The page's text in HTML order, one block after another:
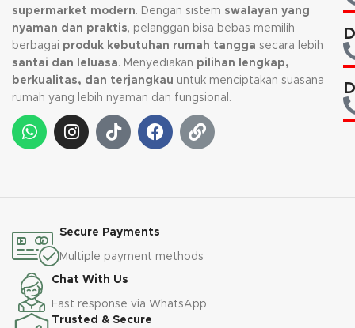
supermarket modern. Dengan sistem swalayan yang
nyaman dan praktis, pelanggan bisa bebas memilih
berbagai produk kebutuhan rumah tangga secara lebih
santai dan leluasa. Menyediakan pilihan lengkap,
berkualitas, dan terjangkau untuk menciptakan suasana
rumah yang lebih nyaman dan fungsional.
Secure Payments
Multiple payment methods
Chat With Us
Fast response via WhatsApp
Trusted & Secure